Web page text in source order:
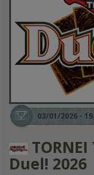
03/01/2026 -
Duel! 2026